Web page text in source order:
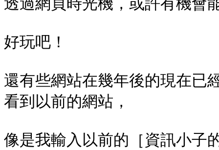
好玩吧！
還有些網站在幾年後的現在已
看到以前的網站，
像是我輸入以前的［資訊小子